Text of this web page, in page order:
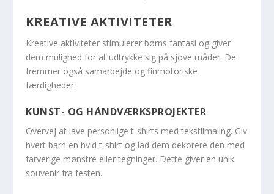
KREATIVE AKTIVITETER
Kreative aktiviteter stimulerer børns fantasi og giver
dem mulighed for at udtrykke sig på sjove måder. De
fremmer også samarbejde og finmotoriske
færdigheder.
KUNST- OG HÅNDVÆRKSPROJEKTER
Overvej at lave personlige t-shirts med tekstilmaling. Giv
hvert barn en hvid t-shirt og lad dem dekorere den med
farverige mønstre eller tegninger. Dette giver en unik
souvenir fra festen.